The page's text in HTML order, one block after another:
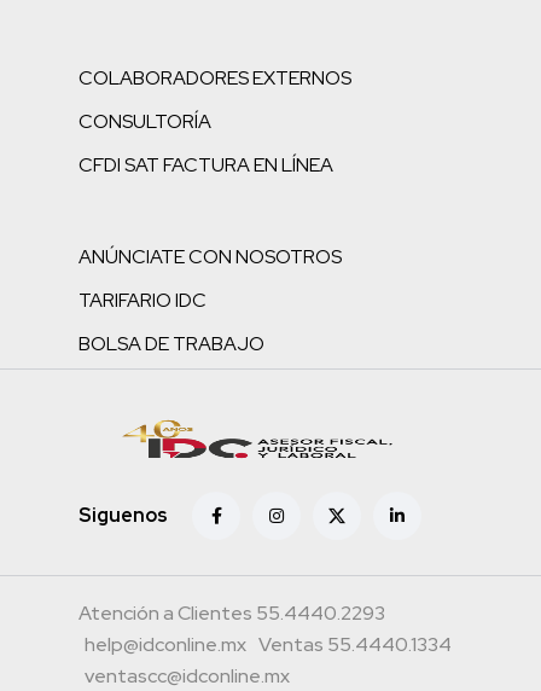
COLABORADORES EXTERNOS
CONSULTORÍA
CFDI SAT FACTURA EN LÍNEA
ANÚNCIATE CON NOSOTROS
TARIFARIO IDC
BOLSA DE TRABAJO
Siguenos
Atención a Clientes 55.4440.2293
help@idconline.mx Ventas 55.4440.1334
ventascc@idconline.mx